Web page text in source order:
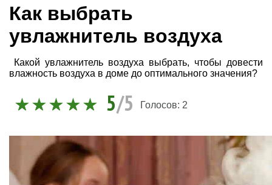
Как выбрать
увлажнитель воздуха
Какой увлажнитель воздуха выбрать, чтобы довести
влажность воздуха в доме до оптимального значения?
5/5 Голосов: 2